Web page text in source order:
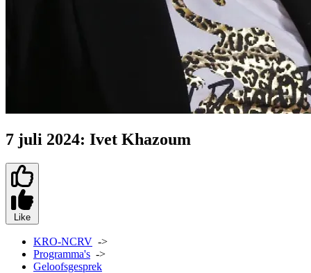
7 juli 2024: Ivet Khazoum
Like
KRO-NCRV ->
Programma's ->
Geloofsgesprek